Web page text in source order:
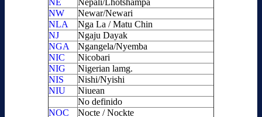
NE
Nepali/Lhotshampa
NW
Newar/Newari
NLA
Nga La / Matu Chin
NJ
Ngaju Dayak
NGA
Ngangela/Nyemba
NIC
Nicobari
NIG
Nigerian lamg.
NIS
Nishi/Nyishi
NIU
Niuean
No definido
NOC
Nocte / Nockte